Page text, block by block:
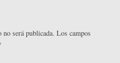
r
será publicada. Los campos